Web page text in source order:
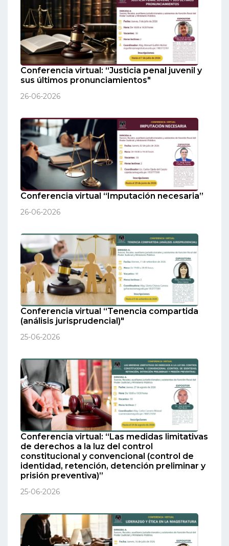
Conferencia virtual: “Justicia penal juvenil y
sus últimos pronunciamientos"
26-06-2026
Conferencia virtual “Imputación necesaria”
26-06-2026
Conferencia virtual “Tenencia compartida
(análisis jurisprudencial)"
25-06-2026
Conferencia virtual: “Las medidas limitativas
de derechos a la luz del control
constitucional y convencional (control de
identidad, retención, detención preliminar y
prisión preventiva)”
25-06-2026